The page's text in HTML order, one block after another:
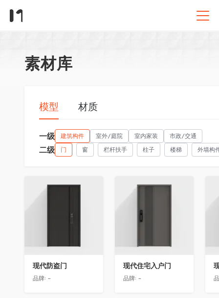
素材库
模型 材质
一级 建筑构件 室外/庭院 室内家装 市政/交通
二级 门 窗 栏杆扶手 柱子 楼梯 外墙构
收藏
现代防盗门
品牌: -
收藏
现代住宅入户门
品牌: -